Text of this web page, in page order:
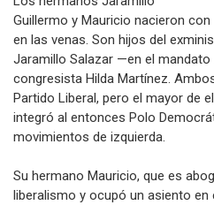
Guillermo y Mauricio nacieron
en las venas. Son hijos del
Jaramillo Salazar —en el mandato
congresista Hilda Martínez.
Partido Liberal, pero el mayor de
integró al entonces Polo
movimientos de izquierda.
Su hermano Mauricio, que es
liberalismo y ocupó un asiento